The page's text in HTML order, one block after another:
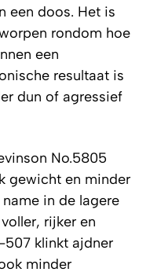
een doos. Het is
rondom hoe
een
resultaat is
dun of agressief
No.5805
gewicht en minder
in de lagere
rijker en
507 klinkt ajdner
minder